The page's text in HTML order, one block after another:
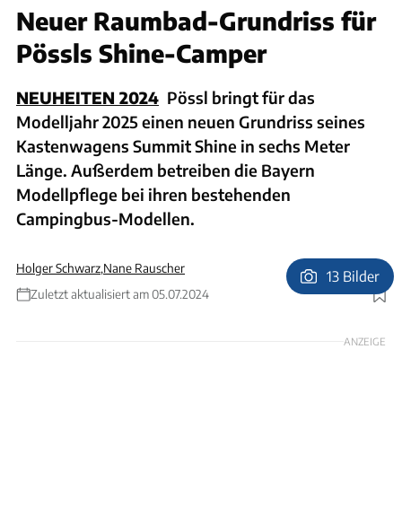
Neuer Raumbad-Grundriss für
Pössls Shine-Camper
NEUHEITEN 2024 Pössl bringt für das
Modelljahr 2025 einen neuen Grundriss seines
Kastenwagens Summit Shine in sechs Meter
Länge. Außerdem betreiben die Bayern
Modellpflege bei ihren bestehenden
Campingbus-Modellen.
Holger Schwarz,Nane Rauscher
Zuletzt aktualisiert am 05.07.2024
Foto: Timo Großhans
13 Bilder
ANZEIGE